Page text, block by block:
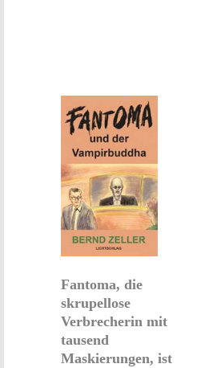
Fantoma, die
skrupellose
Verbrecherin mit
tausend
Maskierungen, ist